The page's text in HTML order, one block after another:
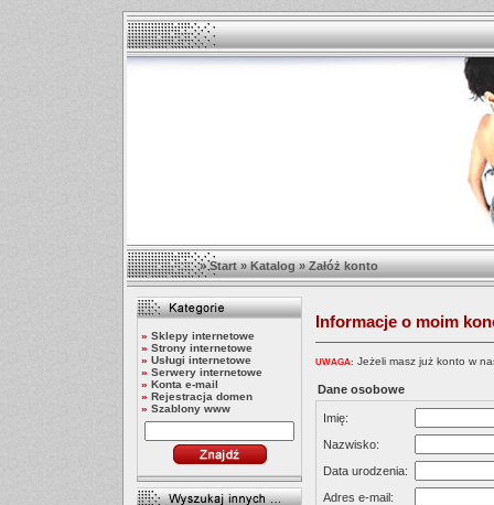
»Start»Katalog»Załóż konto
» Sklepy internetowe
» Strony internetowe
» Usługi internetowe
» Serwery internetowe
» Konta e-mail
» Rejestracja domen
» Szablony www
Informacje o moim
UWAGA: Jeżeli masz już konto w
Dane osobowe
Imię:
Nazwisko:
Data urodzenia:
Adres e-mail: